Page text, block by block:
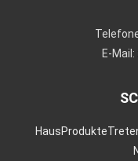
E-
HausProdukte